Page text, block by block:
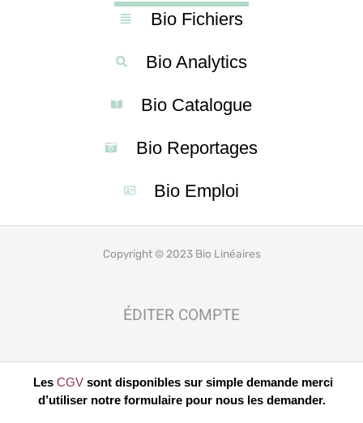
Bio Fichiers
Bio Analytics
Bio Catalogue
Bio Reportages
Bio Emploi
Copyright © 2023 Bio Linéaires
ÉDITER COMPTE
Les CGV sont disponibles sur simple demande merci
d’utiliser notre formulaire pour nous les demander.